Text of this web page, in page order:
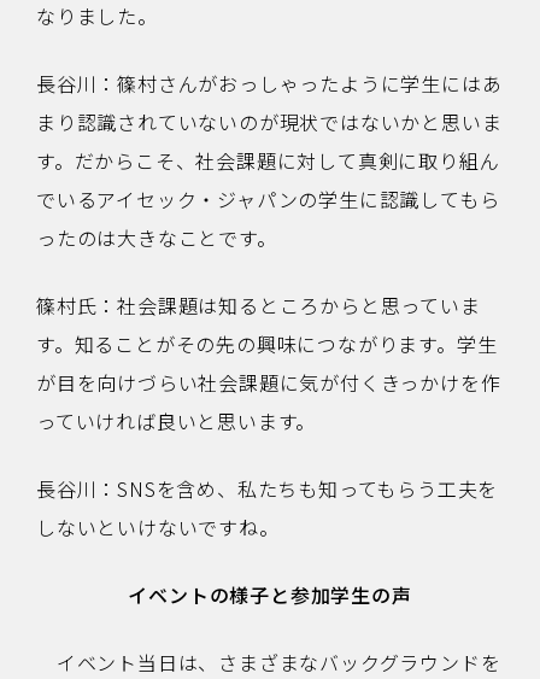
なりました。
長谷川：篠村さんがおっしゃったように学生にはあ
まり認識されていないのが現状ではないかと思いま
す。だからこそ、社会課題に対して真剣に取り組ん
でいるアイセック・ジャパンの学生に認識してもら
ったのは大きなことです。
篠村氏：社会課題は知るところからと思っていま
す。知ることがその先の興味につながります。学生
が目を向けづらい社会課題に気が付くきっかけを作
っていければ良いと思います。
長谷川：SNSを含め、私たちも知ってもらう工夫を
しないといけないですね。
イベントの様子と参加学生の声
イベント当日は、さまざまなバックグラウンドを